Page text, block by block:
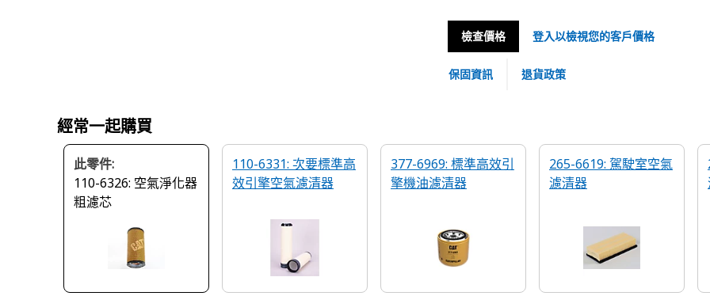
檢查價格 登入以檢視您的客戶價格
保固資訊 退貨政策
經常一起購買
此零件:
110-6326: 空氣淨化器
粗濾芯
110-6331: 次要標準高
效引擎空氣濾清器
377-6969: 標準高效引
擎機油濾清器
265-6619: 駕駛室空氣
濾清器